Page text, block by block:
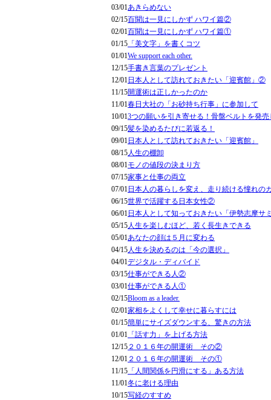
03/01あきらめない
02/15百聞は一見にしかず ハワイ篇②
02/01百聞は一見にしかず ハワイ篇①
01/15 「美文字」を書くコツ
01/01We support each other.
12/15手書き言葉のプレゼント
12/01日本人として訪れておきたい「迎賓館」②
11/15開運術は正しかったのか
11/01春日大社の「お砂持ち行事」に参加して
10/013つの願いを引き寄せる！骨盤ベルトを発
09/15髪を染めるたびに若返る！
09/01日本人として訪れておきたい「迎賓館」
08/15人生の棚卸
08/01モノの値段の決まり方
07/15家事と仕事の両立
07/01日本人の暮らしを変え、走り続ける憧れの
06/15世界で活躍する日本女性②
06/01日本人として知っておきたい「伊勢志摩サ
05/15人生を楽しむほど、若く長生きできる
05/01あなたの顔は５月に変わる
04/15人生を決めるのは「今の選択」
04/01デジタル・ディバイド
03/15仕事ができる人②
03/01仕事ができる人①
02/15Bloom as a leader.
02/01家相をよくして幸せに暮らすには
01/15簡単にサイズダウンする、驚きの方法
01/01 「話す力」を上げる方法
12/15 ２０１６年の開運術 その②
12/01 ２０１６年の開運術 その①
11/15 「人間関係を円滑にする」ある方法
11/01冬に老ける理由
10/15写経のすすめ